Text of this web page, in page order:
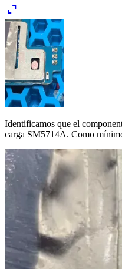
expand_content
Identificamos que el
carga SM5714A. Como